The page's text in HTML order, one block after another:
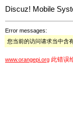
Discuz! Mobile
Error messages:
您当前的访问请求当中含
www.orangepi.org 此错误